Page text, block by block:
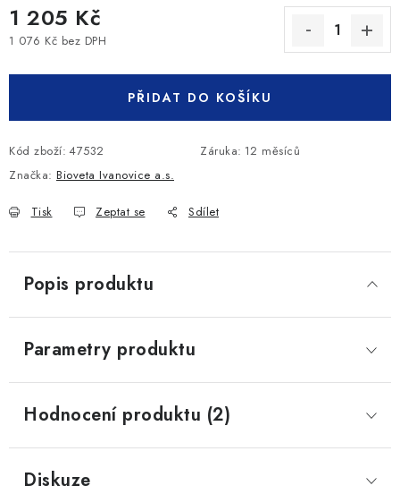
1 205 Kč
1 076 Kč bez DPH
PŘIDAT DO KOŠÍKU
Kód zboží: 47532 Záruka: 12 měsíců
Značka: Bioveta Ivanovice a.s.
Tisk Zeptat se Sdílet
Popis produktu
Parametry produktu
Hodnocení produktu (2)
Diskuze